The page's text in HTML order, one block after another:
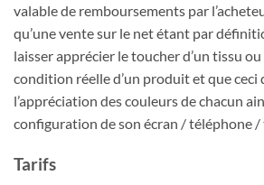
valable de remboursements par
qu’une vente sur le net étant par
laisser apprécier le toucher d’un tissu
condition réelle d’un produit et que ceci
l’appréciation des couleurs de chacun
configuration de son écran / téléphone /
Tarifs